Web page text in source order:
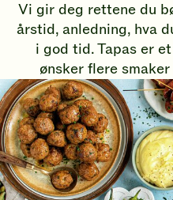
Vi gir deg rettene du
årstid, anledning, hva
i god tid. Tapas er
ønsker flere